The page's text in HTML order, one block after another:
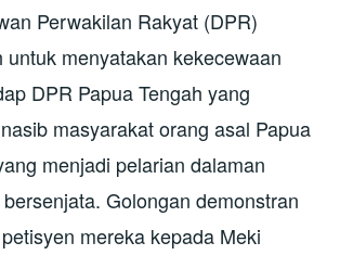
Perwakilan Rakyat (DPR)
untuk menyatakan kekecewaan
DPR Papua Tengah yang
masyarakat orang asal Papua
menjadi pelarian dalaman
Golongan demonstran
mereka kepada Meki